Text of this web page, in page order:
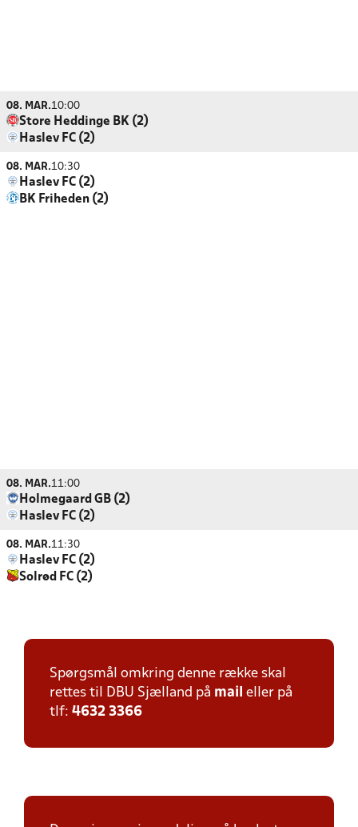
08. MAR.10:00
Store Heddinge BK (2)
Haslev FC (2)
08. MAR.10:30
Haslev FC (2)
BK Friheden (2)
08. MAR.11:00
Holmegaard GB (2)
Haslev FC (2)
08. MAR.11:30
Haslev FC (2)
Solrød FC (2)
Spørgsmål omkring denne række skal
rettes til DBU Sjælland på mail eller på
tlf: 4632 3366